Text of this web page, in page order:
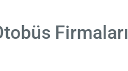
Firmaları